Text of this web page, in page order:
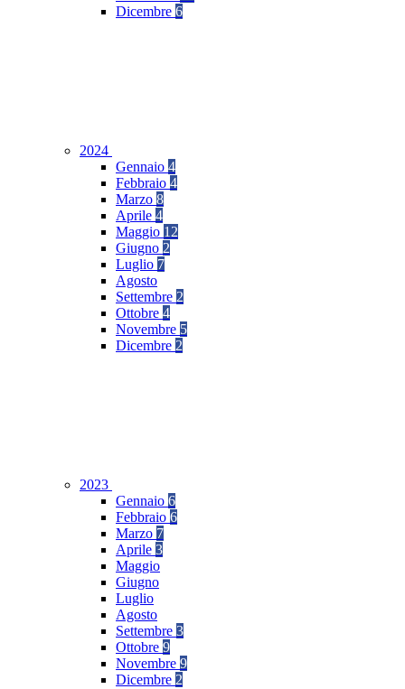
Dicembre 6
2024
Gennaio 4
Febbraio 4
Marzo 8
Aprile 4
Maggio 12
Giugno 2
Luglio 7
Agosto
Settembre 2
Ottobre 4
Novembre 5
Dicembre 2
2023
Gennaio 6
Febbraio 6
Marzo 7
Aprile 3
Maggio
Giugno
Luglio
Agosto
Settembre 3
Ottobre 9
Novembre 9
Dicembre 2